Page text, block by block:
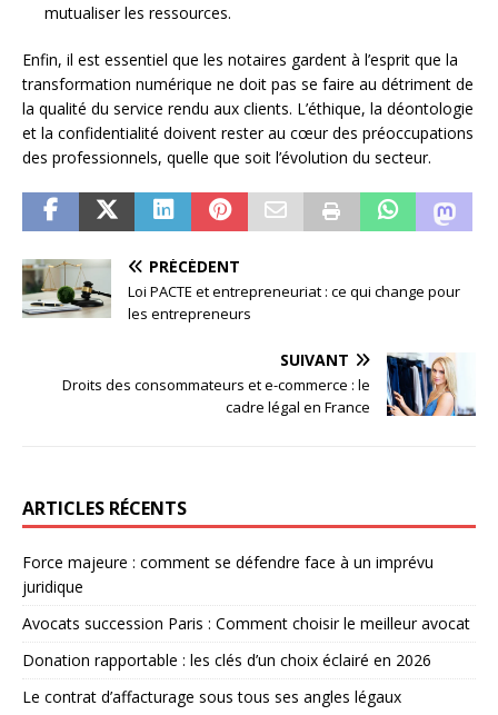
mutualiser les ressources.
Enfin, il est essentiel que les notaires gardent à l’esprit que la
transformation numérique ne doit pas se faire au détriment de
la qualité du service rendu aux clients. L’éthique, la déontologie
et la confidentialité doivent rester au cœur des préoccupations
des professionnels, quelle que soit l’évolution du secteur.
PRÉCÉDENT
Loi PACTE et entrepreneuriat : ce qui change pour
les entrepreneurs
SUIVANT
Droits des consommateurs et e-commerce : le
cadre légal en France
ARTICLES RÉCENTS
Force majeure : comment se défendre face à un imprévu
juridique
Avocats succession Paris : Comment choisir le meilleur avocat
Donation rapportable : les clés d’un choix éclairé en 2026
Le contrat d’affacturage sous tous ses angles légaux